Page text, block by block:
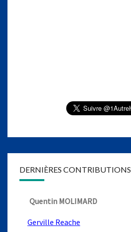
DERNIÈRES CONTRIBUTIONS
Quentin MOLIMARD
Gerville Reache